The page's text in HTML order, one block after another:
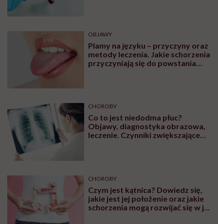
OBJAWY
Plamy na języku – przyczyny oraz
metody leczenia. Jakie schorzenia
przyczyniają się do powstania
CHOROBY
Co to jest niedodma płuc?
Objawy, diagnostyka obrazowa,
leczenie. Czynniki zwiększające
CHOROBY
Czym jest kątnica? Dowiedz się,
jakie jest jej położenie oraz jakie
schorzenia mogą rozwijać się w jej